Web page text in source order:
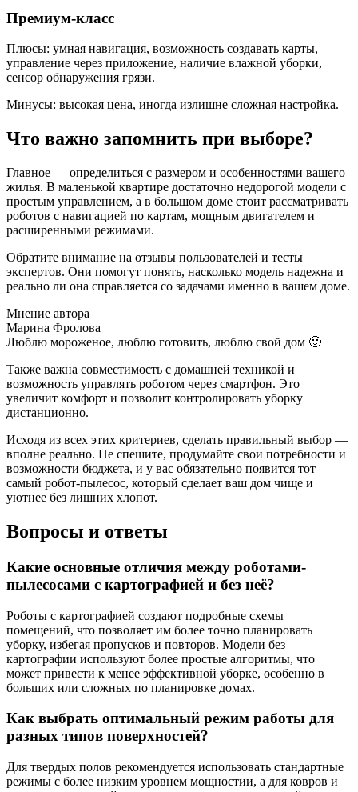
Премиум-класс
Плюсы: умная навигация, возможность создавать карты,
управление через приложение, наличие влажной уборки,
сенсор обнаружения грязи.
Минусы: высокая цена, иногда излишне сложная настройка.
Что важно запомнить при выборе?
Главное — определиться с размером и особенностями вашего
жилья. В маленькой квартире достаточно недорогой модели с
простым управлением, а в большом доме стоит рассматривать
роботов с навигацией по картам, мощным двигателем и
расширенными режимами.
Обратите внимание на отзывы пользователей и тесты
экспертов. Они помогут понять, насколько модель надежна и
реально ли она справляется со задачами именно в вашем доме.
Мнение автора
Марина Фролова
Люблю мороженое, люблю готовить, люблю свой дом 🙂
Также важна совместимость с домашней техникой и
возможность управлять роботом через смартфон. Это
увеличит комфорт и позволит контролировать уборку
дистанционно.
Исходя из всех этих критериев, сделать правильный выбор —
вполне реально. Не спешите, продумайте свои потребности и
возможности бюджета, и у вас обязательно появится тот
самый робот-пылесос, который сделает ваш дом чище и
уютнее без лишних хлопот.
Вопросы и ответы
Какие основные отличия между роботами-
пылесосами с картографией и без неё?
Роботы с картографией создают подробные схемы
помещений, что позволяет им более точно планировать
уборку, избегая пропусков и повторов. Модели без
картографии используют более простые алгоритмы, что
может привести к менее эффективной уборке, особенно в
больших или сложных по планировке домах.
Как выбрать оптимальный режим работы для
разных типов поверхностей?
Для твердых полов рекомендуется использовать стандартные
режимы с более низким уровнем мощностии, а для ковров и